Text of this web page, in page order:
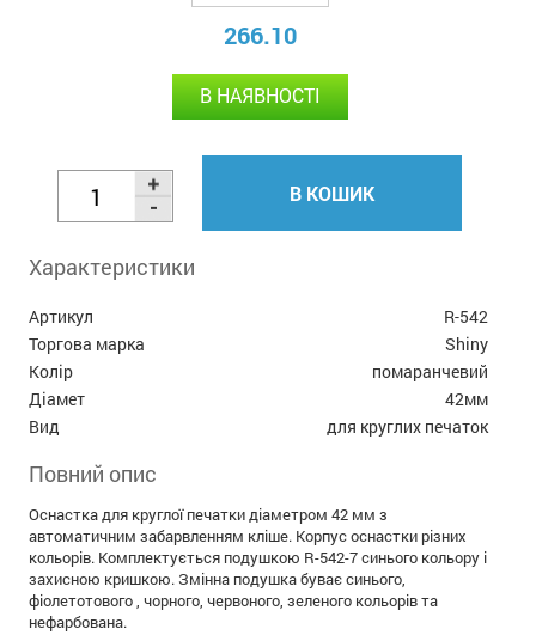
266.10
В НАЯВНОСТІ
В КОШИК
Характеристики
Артикул
R-542
Торгова марка
Shiny
Колір
помаранчевий
Діамет
42мм
Вид
для круглих печаток
Повний опис
Оснастка для круглої печатки діаметром 42 мм з
автоматичним забарвленням кліше. Корпус оснастки різних
кольорів. Комплектується подушкою R-542-7 синього кольору і
захисною кришкою. Змінна подушка буває синього,
фіолетотового , чорного, червоного, зеленого кольорів та
нефарбована.